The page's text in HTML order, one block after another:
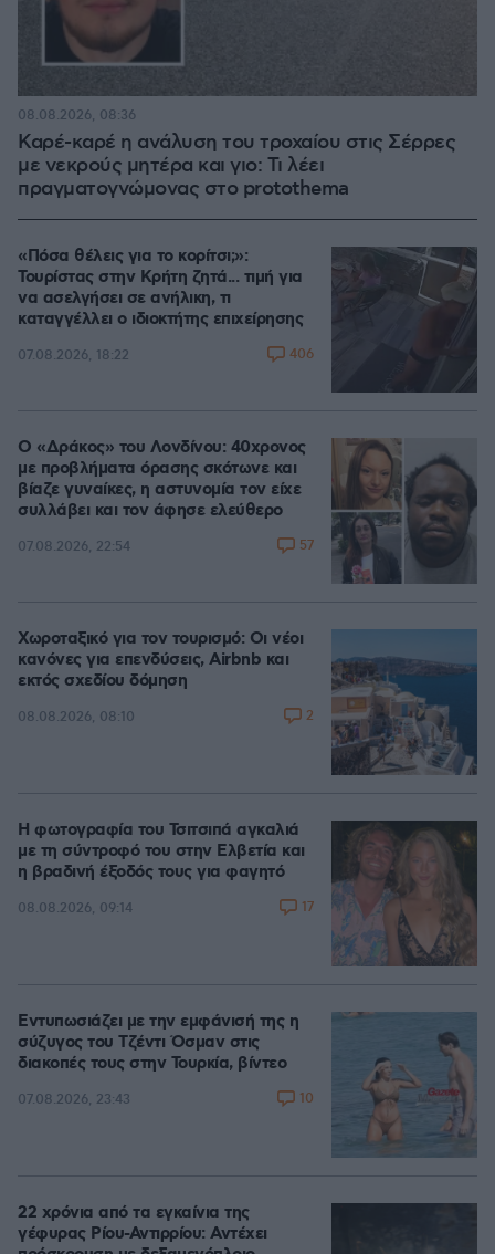
Καρέ-καρέ η ανάλυση του τροχαίου στις Σέρρες
με νεκρούς μητέρα και γιο: Τι λέει
πραγματογνώμονας στο protothema
08.08.2026, 08:36
«Πόσα θέλεις για το κορίτσι;»:
Τουρίστας στην Κρήτη ζητά... τιμή για
να ασελγήσει σε ανήλικη, τι
καταγγέλλει ο ιδιοκτήτης επιχείρησης
07.08.2026, 18:22 406
Ο «Δράκος» του Λονδίνου: 40χρονος
με προβλήματα όρασης σκότωνε και
βίαζε γυναίκες, η αστυνομία τον είχε
συλλάβει και τον άφησε ελεύθερο
07.08.2026, 22:54 57
Χωροταξικό για τον τουρισμό: Οι νέοι
κανόνες για επενδύσεις, Airbnb και
εκτός σχεδίου δόμηση
08.08.2026, 08:10 2
Η φωτογραφία του Τσιτσιπά αγκαλιά
με τη σύντροφό του στην Ελβετία και
η βραδινή έξοδός τους για φαγητό
08.08.2026, 09:14 17
Εντυπωσιάζει με την εμφάνισή της η
σύζυγος του Τζέντι Όσμαν στις
διακοπές τους στην Τουρκία, βίντεο
07.08.2026, 23:43 10
22 χρόνια από τα εγκαίνια της
γέφυρας Ρίου-Αντιρρίου: Αντέχει